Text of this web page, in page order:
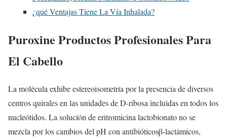
¿qué Ventajas Tiene La Vía Inhalada?
Puroxine Productos Profesionales Para
El Cabello
La molécula exhibe estereoisometría por la presencia de diversos
centros quirales en las unidades de D-ribosa incluidas en todos los
nucleótidos. La solución de eritromicina lactobionato no se
mezcla por los cambios del pH con antibióticosβ-lactámicos,